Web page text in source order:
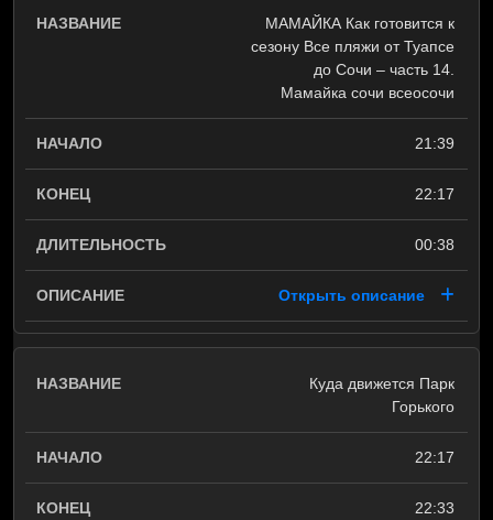
МАМАЙКА Как готовится к
сезону Все пляжи от Туапсе
до Сочи – часть 14.
Мамайка сочи всеосочи
21:39
22:17
00:38
Открыть описание
Куда движется Парк
Горького
22:17
22:33